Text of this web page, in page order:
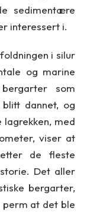
sedimentære
interessert i.
i silur
og marine
som
dannet, og
lagrekken, med
viser at
de fleste
Det aller
bergarter,
perm at det ble